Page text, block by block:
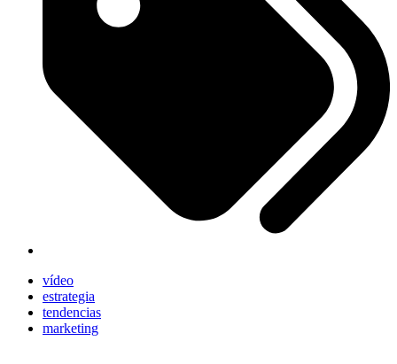
vídeo
estrategia
tendencias
marketing